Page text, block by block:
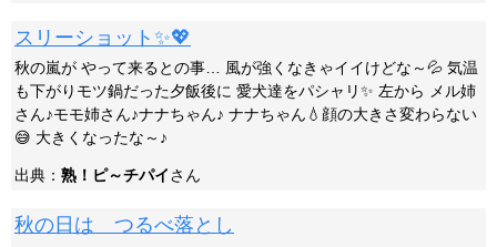
スリーショット✨💖
秋の嵐が やって来るとの事… 風が強くなきゃイイけどな～💦 気温
も下がりモツ鍋だった夕飯後に 愛犬達をパシャリ✨ 左から メル姉
さん♪モモ姉さん♪ナナちゃん♪ ナナちゃん💧顔の大きさ変わらない
😅 大きくなったな～♪
出典： 熟！ピ～チパイさん
秋の日は つるべ落とし